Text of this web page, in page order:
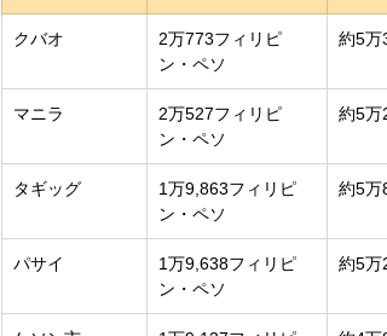
クバオ
2万773フィリピ
ン・ペソ
約5万
マニラ
2万527フィリピ
ン・ペソ
約5万
タギッグ
1万9,863フィリピ
ン・ペソ
約5万
パサイ
1万9,638フィリピ
ン・ペソ
約5万